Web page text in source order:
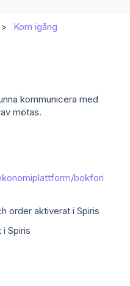
Kom igång
kommunicera med
mötas.
bokfori
order aktiverat i Spiris
Spiris